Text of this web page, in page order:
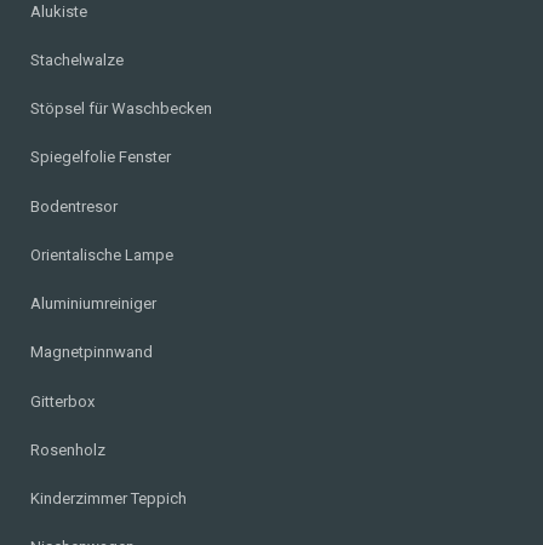
Alukiste
Stachelwalze
Stöpsel für Waschbecken
Spiegelfolie Fenster
Bodentresor
Orientalische Lampe
Aluminiumreiniger
Magnetpinnwand
Gitterbox
Rosenholz
Kinderzimmer Teppich